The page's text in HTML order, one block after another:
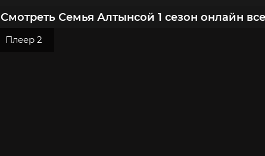
Смотреть Семья Алтынсой 1 сезон онлайн
Плеер 2